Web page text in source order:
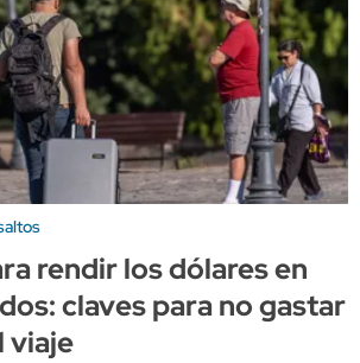
rendir los dólares en
claves para no gastar
viaje